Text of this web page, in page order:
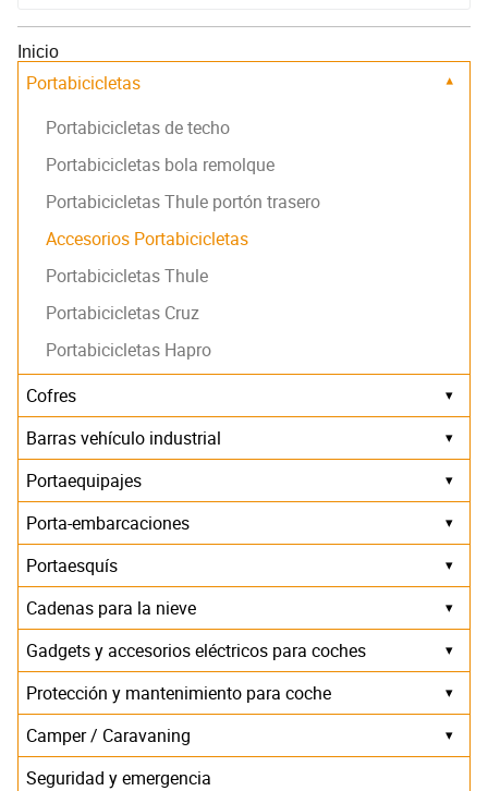
Inicio
Portabicicletas ▾
Portabicicletas de techo
Portabicicletas bola remolque
Portabicicletas Thule portón trasero
Accesorios Portabicicletas
Portabicicletas Thule
Portabicicletas Cruz
Portabicicletas Hapro
Cofres
▾
Barras vehículo industrial ▾
Portaequipajes ▾
Porta-embarcaciones ▾
Portaesquís ▾
Cadenas para la nieve ▾
Gadgets y accesorios eléctricos para coches ▾
Protección y mantenimiento para coche ▾
Camper / Caravaning ▾
Seguridad y emergencia